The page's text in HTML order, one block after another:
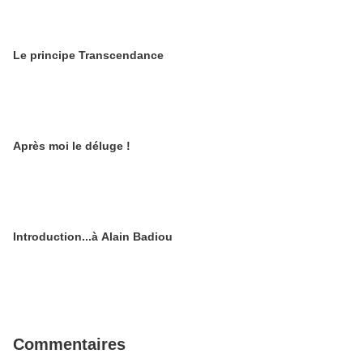
Le principe Transcendance
Après moi le déluge !
Introduction...à Alain Badiou
Commentaires